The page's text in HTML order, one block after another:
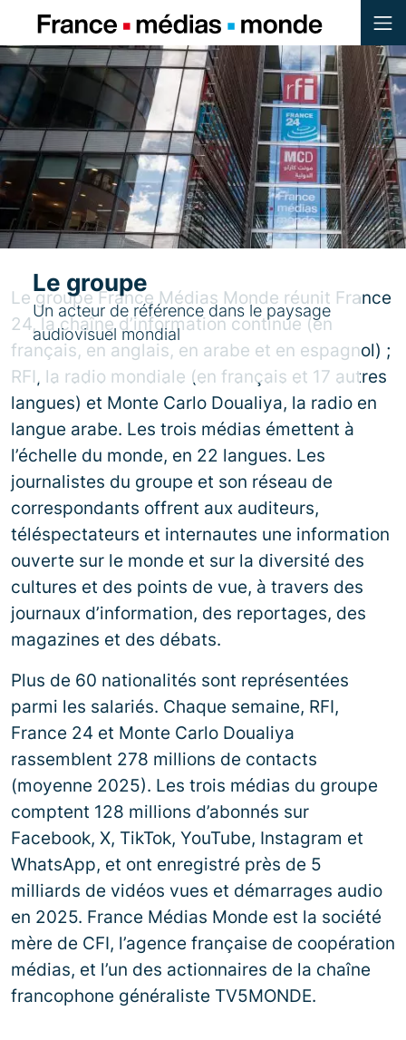
Menu
Contenu
Pied de page
Le groupe
Un acteur de référence dans le paysage
audiovisuel mondial
Le groupe France Médias Monde réunit France
24, la chaîne d’information continue (en
français, en anglais, en arabe et en espagnol) ;
RFI, la radio mondiale (en français et 17 autres
langues) et Monte Carlo Doualiya, la radio en
langue arabe. Les trois médias émettent à
l’échelle du monde, en 22 langues. Les
journalistes du groupe et son réseau de
correspondants offrent aux auditeurs,
téléspectateurs et internautes une information
ouverte sur le monde et sur la diversité des
cultures et des points de vue, à travers des
journaux d’information, des reportages, des
magazines et des débats.
Plus de 60 nationalités sont représentées
parmi les salariés. Chaque semaine, RFI,
France 24 et Monte Carlo Doualiya
rassemblent 278 millions de contacts
(moyenne 2025). Les trois médias du groupe
comptent 128 millions d’abonnés sur
Facebook, X, TikTok, YouTube, Instagram et
WhatsApp, et ont enregistré près de 5
milliards de vidéos vues et démarrages audio
en 2025. France Médias Monde est la société
mère de CFI, l’agence française de coopération
médias, et l’un des actionnaires de la chaîne
francophone généraliste TV5MONDE.